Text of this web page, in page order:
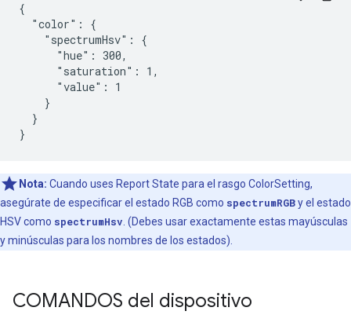
{
  "color": {
    "spectrumHsv": {
      "hue": 300,
      "saturation": 1,
      "value": 1
    }
  }
}
Nota: Cuando uses Report State para el rasgo ColorSetting,
asegúrate de especificar el estado RGB como spectrumRGBy el estado
HSV como spectrumHsv . (Debes usar exactamente estas mayúsculas
y minúsculas para los nombres de los estados).
COMANDOS del dispositivo